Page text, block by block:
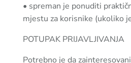
• spreman je ponuditi
mjestu za korisnike (ukoliko
POTUPAK PRIJAVLJIVANJA
Potrebno je da